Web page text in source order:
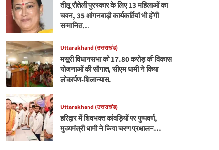
तीलू रौतेली पुरस्कार के लिए 13 महिलाओं का
चयन, 35 आंगनबाड़ी कार्यकर्तियां भी होंगी
सम्मानित…
Uttarakhand (उत्तराखंड)
मसूरी विधानसभा को 17.80 करोड़ की विकास
योजनाओं की सौगात, सीएम धामी ने किया
लोकार्पण-शिलान्यास.
Uttarakhand (उत्तराखंड)
हरिद्वार में शिवभक्त कांवड़ियों पर पुष्पवर्षा,
मुख्यमंत्री धामी ने किया चरण प्रक्षालन…